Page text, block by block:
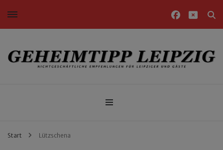
Nichtgeschäftliche Empfehlungen für Leipziger und Gäste
Start Lützschena